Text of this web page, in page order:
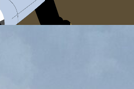
実績